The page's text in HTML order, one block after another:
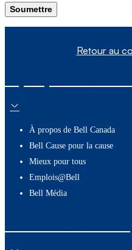
Soumettre
Retour au
À propos de Bell Canada
Bell Cause pour la cause
Mieux pour tous
Emplois@Bell
Bell Média